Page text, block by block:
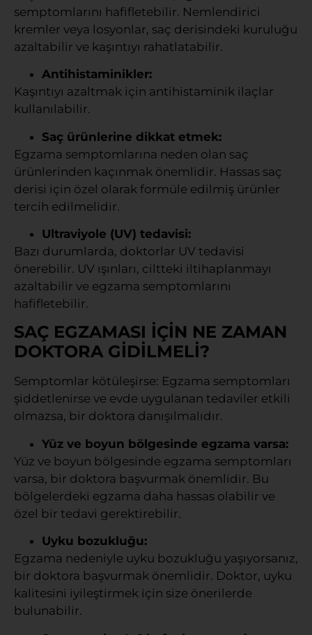
semptomlarını hafifletebilir. Nemlendirici
kremler veya losyonlar, saç derisindeki kuruluğu
azaltabilir ve kaşıntıyı rahatlatabilir.
Antihistaminikler:
Kaşıntıyı azaltmak için antihistaminik ilaçlar
kullanılabilir.
Saç ürünlerine dikkat etmek:
Egzama semptomlarına neden olan saç
ürünlerinden kaçınmak önemlidir. Hassas saç
derisi için özel olarak formüle edilmiş ürünler
tercih edilmelidir.
Ultraviyole (UV) tedavisi:
Bazı durumlarda, doktorlar UV tedavisi
önerebilir. UV ışınları, ciltteki iltihaplanmayı
azaltabilir ve egzama semptomlarını
hafifletebilir.
SAÇ EGZAMASI İÇİN NE ZAMAN
DOKTORA GİDİLMELİ?
Semptomlar kötüleşirse: Egzama semptomları
şiddetlenirse ve evde uygulanan tedaviler etkili
olmazsa, bir doktora danışılmalıdır.
Yüz ve boyun bölgesinde egzama varsa:
Yüz ve boyun bölgesinde egzama semptomları
varsa, bir doktora başvurmak önemlidir. Bu
bölgelerdeki egzama daha hassas olabilir ve
özel bir tedavi gerektirebilir.
Uyku bozukluğu:
Egzama nedeniyle uyku bozukluğu yaşıyorsanız,
bir doktora başvurmak önemlidir. Doktor, uyku
kalitesini iyileştirmek için size önerilerde
bulunabilir.